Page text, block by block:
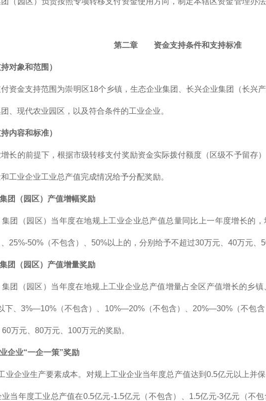
第二章 资金支持条件和支持标准
对象和范围）
资金支持范围为崇明区18个乡镇，生态企业集团、长兴企业集团（长兴
、现代农业园区，以及符合条件的工业企业。
内容和标准）
长的前提下，根据市级转移支付奖励资金实际拨付额度（区级不予留存
工业企业工业总产值完成情况给予分配奖励。
团（园区）产值增幅奖励
集团（园区）当年度在地规上工业企业总产值总量同比上一年度增长的
25%-50%（不包含）、50%以上的，分别给予不超过30万元、40万元、
团（园区）产值增量奖励
集团（园区）当年度在地规上工业企业总产值增量占全区产值增长的乡
下、3%—10%（不包含）、10%—20%（不包含）、20%—30%（不包
万元、80万元、100万元的奖励。
企业“一企一策”奖励
业企业生产要素成本。对规上工业企业当年度总产值达到0.5亿元以上并
当年度工业总产值在0.5亿元-1.5亿元（不包含）、1.5亿元-3亿元（不